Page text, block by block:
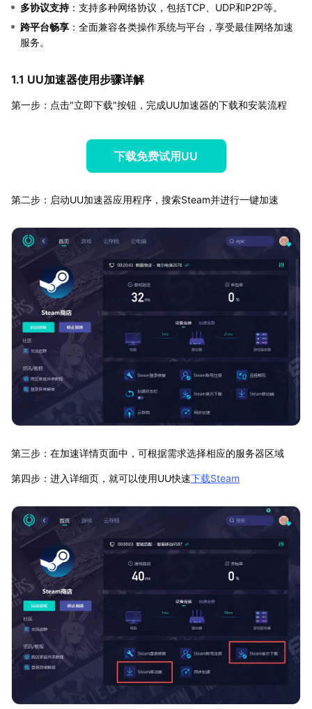
多协议支持：支持多种网络协议，包括TCP、UDP和P2P等。
跨平台畅享 ：全面兼容各类操作系统与平台，享受最佳网络加速
服务。
1.1 UU加速器使用步骤详解
第一步：点击"立即下载"按钮，完成UU加速器的下载和安装流程
下载免费试用UU
第二步：启动UU加速器应用程序，搜索Steam并进行一键加速
第三步：在加速详情页面中，可根据需求选择相应的服务器区域
第四步：进入详细页，就可以使用UU快速下载Steam